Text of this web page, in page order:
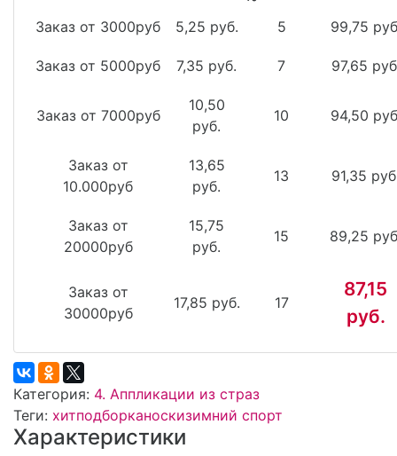
Заказ от 3000руб 5,25 руб. 5 99,75
Заказ от 5000руб 7,35 руб. 7 97,65
Заказ от 7000руб
10,50
руб.
10 94,50
Заказ от
10.000руб
13,65
руб.
13 91,35
Заказ от
20000руб
15,75
руб.
15 89,25
Заказ от
30000руб
17,85 руб. 17
87,15
руб.
Категория: 4. Аппликации из страз
Теги: хитподборканоскизимний спорт
Характеристики